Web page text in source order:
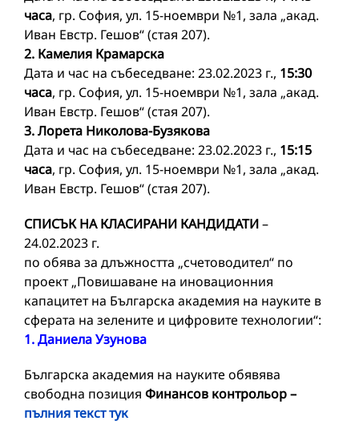
часа, гр. София, ул. 15-ноември №1, зала „акад.
Иван Евстр. Гешов“ (стая 207).
2. Камелия Крамарска
Дата и час на събеседване: 23.02.2023 г., 15:30
часа, гр. София, ул. 15-ноември №1, зала „акад.
Иван Евстр. Гешов“ (стая 207).
3. Лорета Николова-Бузякова
Дата и час на събеседване: 23.02.2023 г., 15:15
часа, гр. София, ул. 15-ноември №1, зала „акад.
Иван Евстр. Гешов“ (стая 207).
СПИСЪК НА КЛАСИРАНИ КАНДИДАТИ–
24.02.2023 г.
по обява за длъжността „счетоводител“ по
проект „Повишаване на иновационния
капацитет на Българска академия на науките в
сферата на зелените и цифровите технологии“:
1. Даниела Узунова
Българска академия на науките обявява
свободна позиция Финансов контрольор –
пълния текст тук